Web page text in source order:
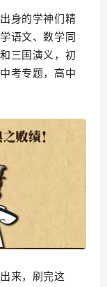
身的学神们精
语文、数学同
三国演义，初
考专题，高中
来，刷完这